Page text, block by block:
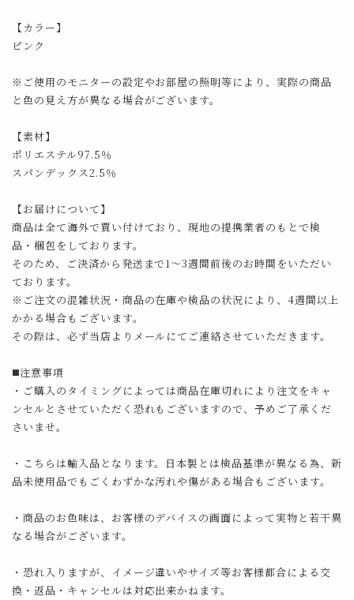
【カラー】
ピンク
※ご使用のモニターの設定やお部屋の照明等により、実際の商品
と色の見え方が異なる場合がございます。
【素材】
ポリエステル97.5％
スパンデックス2.5％
【お届けについて】
商品は全て海外で買い付けており、現地の提携業者のもとで検
品・梱包をしております。
そのため、ご決済から発送まで1～3週間前後のお時間をいただい
ております。
※ご注文の混雑状況・商品の在庫や検品の状況により、4週間以上
かかる場合もございます。
その際は、必ず当店よりメールにてご連絡させていただきます。
◼️注意事項
・ご購入のタイミングによっては商品在庫切れにより注文をキャ
ンセルとさせていただく恐れもございますので、予めご了承くだ
さいませ。
・こちらは輸入品となります。日本製とは検品基準が異なる為、新
品未使用品でもごくわずかな汚れや傷がある場合もございます。
・商品のお色味は、お客様のデバイスの画面によって実物と若干異
なる場合がございます。
・恐れ入りますが、イメージ違いやサイズ等お客様都合による交
換・返品・キャンセルは対応出来かねます。